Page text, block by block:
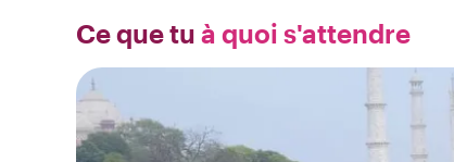
Ce que tu à quoi s'attendre